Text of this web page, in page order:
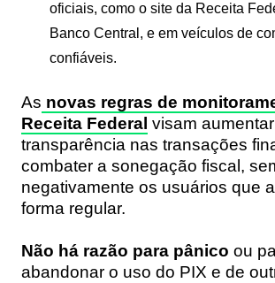
oficiais, como o site da Receita
Banco Central, e em veículos de
confiáveis.
As novas regras de
Receita Federal visam
transparência nas transações
combater a sonegação fiscal,
negativamente os usuários que
forma regular.
Não há razão para pânico ou
abandonar o uso do PIX e de